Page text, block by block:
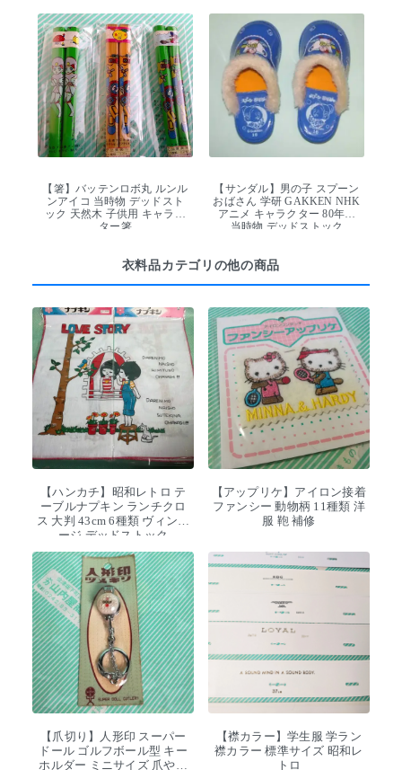
【箸】バッテンロボ丸 ルンル
ンアイコ 当時物 デッドスト
ック 天然木 子供用 キャラク
ター箸
【サンダル】男の子 スプーン
おばさん 学研 GAKKEN NHK
アニメ キャラクター 80年代
当時物 デッドストック
衣料品カテゴリの他の商品
【ハンカチ】昭和レトロ テ
ーブルナプキン ランチクロ
ス 大判 43cm 6種類 ヴィンテ
ージ デッドストック
【アップリケ】アイロン接着
ファンシー 動物柄 11種類 洋
服 鞄 補修
【爪切り】人形印 スーパー
ドール ゴルフボール型 キー
ホルダー ミニサイズ 爪やす
【襟カラー】学生服 学ラン
襟カラー 標準サイズ 昭和レ
トロ